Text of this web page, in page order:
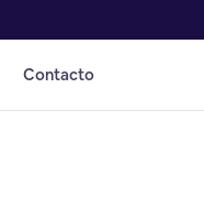
Contacto